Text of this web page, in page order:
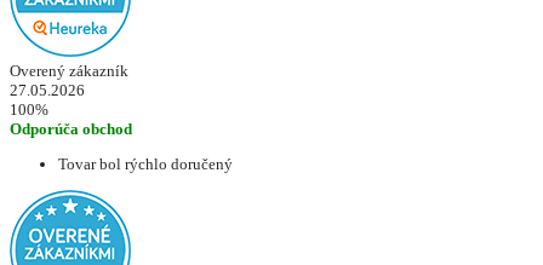
Overený zákazník
27.05.2026
100%
Odporúča obchod
Tovar bol rýchlo doručený